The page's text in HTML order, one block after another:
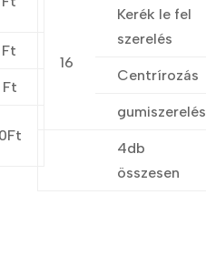
Ft
16
Kerék le fel
szerelés
Centrírozás
gumiszerelés
4db
összesen